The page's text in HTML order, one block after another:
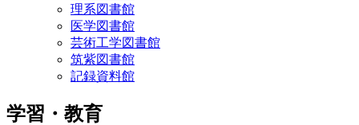
理系図書館
医学図書館
芸術工学図書館
筑紫図書館
記録資料館
学習・教育